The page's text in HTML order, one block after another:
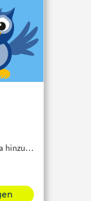
hinzu…